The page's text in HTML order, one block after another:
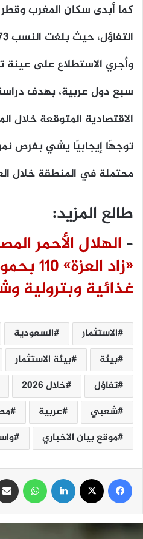
كما أبدى سكان المغرب
التفاؤل، حيث بلغت النسب 73% و72% على التوالي.
سبع دول عربية، بهدف
الاقتصادية المتوقعة خلال
توجهًا إيجابيًا يشي بفرص
محتملة في المنطقة خلال
طالع المزيد:
– الهلال الأحمر
غذائية وبترولية
الاستثمار السعودية
بيئة
بيئة الاستثمار
تفاؤل
خلال 2026
شعبي
عربية
موقع بيان الاخباري